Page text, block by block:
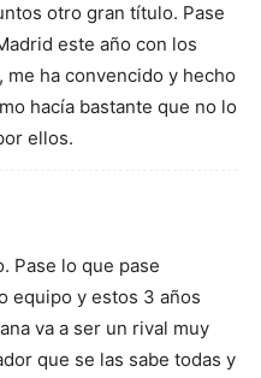
otro gran título. Pase
este año con los
me ha convencido y hecho
hacía bastante que no lo
ellos.
Pase lo que pase
equipo y estos 3 años
va a ser un rival muy
que se las sabe todas y